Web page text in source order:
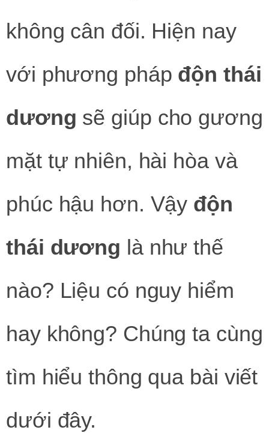
không cân đối. Hiện nay
với phương pháp độn thái
dương sẽ giúp cho gương
mặt tự nhiên, hài hòa và
phúc hậu hơn. Vậy độn
thái dương là như thế
nào? Liệu có nguy hiểm
hay không? Chúng ta cùng
tìm hiểu thông qua bài viết
dưới đây.